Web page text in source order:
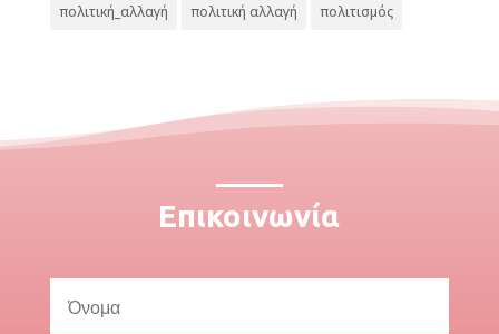
πολιτική_αλλαγή πολιτική αλλαγή πολιτισμός
Επικοινωνία